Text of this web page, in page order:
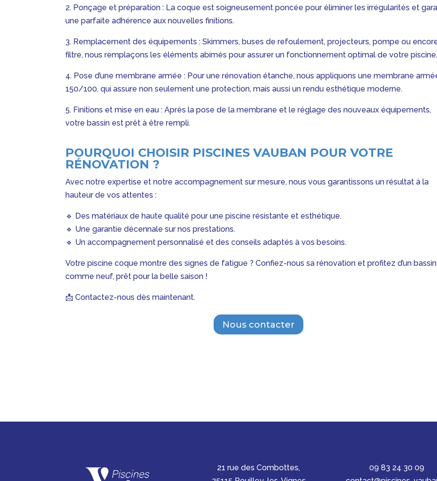
2. Ponçage et préparation : La coque est soigneusement poncée pour éliminer les irrégularités et
une parfaite adhérence aux nouvelles finitions.
3. Remplacement des équipements : Skimmers, buses de refoulement, projecteurs, pompe ou
filtre, nous remplaçons les éléments abimés pour assurer un fonctionnement optimal de votre
4. Pose d’une membrane armée : Pour une rénovation étanche, nous appliquons une membrane
150/100, qui assure non seulement une protection, mais aussi un rendu esthétique moderne.
5. Finitions et mise en eau : Après la pose de la membrane et le réglage des nouveaux équipements,
votre bassin est prêt à être rempli.
POURQUOI CHOISIR PISCINES VAUBAN POUR VOTRE
RÉNOVATION ?
Avec notre expertise et notre accompagnement sur mesure, nous vous garantissons un résultat à la
hauteur de vos attentes :
🔹 Des matériaux de haute qualité pour une piscine résistante et esthétique.
🔹 Une garantie décennale sur nos prestations.
🔹 Un accompagnement personnalisé et des conseils adaptés à vos besoins.
Votre piscine coque montre des signes de fatigue ? Confiez-nous sa rénovation et profitez d’un bassin
comme neuf, prêt pour la belle saison !
📩 Contactez-nous dès maintenant.
Nous contacter
21 rue des Combottes,
09 83 24 30 09